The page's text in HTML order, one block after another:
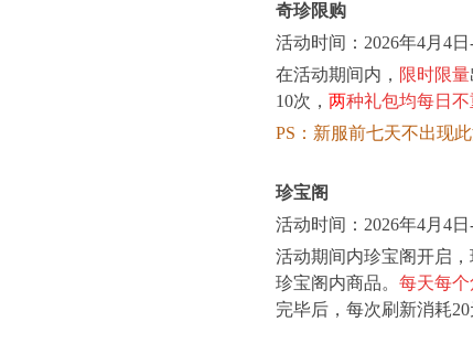
奇珍限购
活动时间： 2026年4月 4
在活动期间内， 限时限量
10次， 两种礼包均每日
PS：新服前七天不出现
珍宝阁
活动时间： 2026年4月 4
活动期间内珍宝阁开启
珍宝阁内商品。 每天每
完毕后，每次刷新消耗20